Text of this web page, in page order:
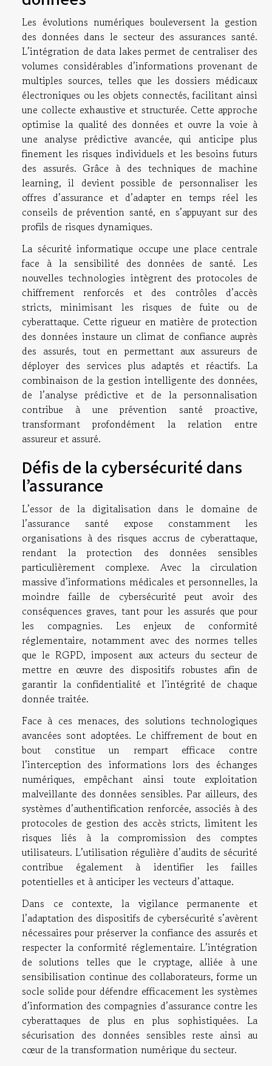
Les évolutions numériques bouleversent la gestion
des données dans le secteur des assurances santé.
L’intégration de data lakes permet de centraliser des
volumes considérables d’informations provenant de
multiples sources, telles que les dossiers médicaux
électroniques ou les objets connectés, facilitant ainsi
une collecte exhaustive et structurée. Cette approche
optimise la qualité des données et ouvre la voie à
une analyse prédictive avancée, qui anticipe plus
finement les risques individuels et les besoins futurs
des assurés. Grâce à des techniques de machine
learning, il devient possible de personnaliser les
offres d’assurance et d’adapter en temps réel les
conseils de prévention santé, en s’appuyant sur des
profils de risques dynamiques.
La sécurité informatique occupe une place centrale
face à la sensibilité des données de santé. Les
nouvelles technologies intègrent des protocoles de
chiffrement renforcés et des contrôles d’accès
stricts, minimisant les risques de fuite ou de
cyberattaque. Cette rigueur en matière de protection
des données instaure un climat de confiance auprès
des assurés, tout en permettant aux assureurs de
déployer des services plus adaptés et réactifs. La
combinaison de la gestion intelligente des données,
de l’analyse prédictive et de la personnalisation
contribue à une prévention santé proactive,
transformant profondément la relation entre
assureur et assuré.
Défis de la cybersécurité dans
l’assurance
L’essor de la digitalisation dans le domaine de
l’assurance santé expose constamment les
organisations à des risques accrus de cyberattaque,
rendant la protection des données sensibles
particulièrement complexe. Avec la circulation
massive d’informations médicales et personnelles, la
moindre faille de cybersécurité peut avoir des
conséquences graves, tant pour les assurés que pour
les compagnies. Les enjeux de conformité
réglementaire, notamment avec des normes telles
que le RGPD, imposent aux acteurs du secteur de
mettre en œuvre des dispositifs robustes afin de
garantir la confidentialité et l’intégrité de chaque
donnée traitée.
Face à ces menaces, des solutions technologiques
avancées sont adoptées. Le chiffrement de bout en
bout constitue un rempart efficace contre
l’interception des informations lors des échanges
numériques, empêchant ainsi toute exploitation
malveillante des données sensibles. Par ailleurs, des
systèmes d’authentification renforcée, associés à des
protocoles de gestion des accès stricts, limitent les
risques liés à la compromission des comptes
utilisateurs. L’utilisation régulière d’audits de sécurité
contribue également à identifier les failles
potentielles et à anticiper les vecteurs d’attaque.
Dans ce contexte, la vigilance permanente et
l’adaptation des dispositifs de cybersécurité s’avèrent
nécessaires pour préserver la confiance des assurés et
respecter la conformité réglementaire. L’intégration
de solutions telles que le cryptage, alliée à une
sensibilisation continue des collaborateurs, forme un
socle solide pour défendre efficacement les systèmes
d’information des compagnies d’assurance contre les
cyberattaques de plus en plus sophistiquées. La
sécurisation des données sensibles reste ainsi au
cœur de la transformation numérique du secteur.